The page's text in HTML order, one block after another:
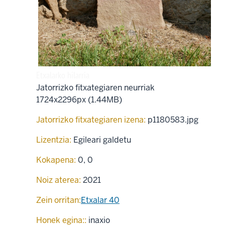
Jatorrizko fitxategiaren neurriak
1724x2296px (1.44MB)
Jatorrizko fitxategiaren izena: p1180583.jpg
Lizentzia: Egileari galdetu
Kokapena: 0, 0
Noiz aterea: 2021
Zein orritan:Etxalar 40
Honek egina:: inaxio